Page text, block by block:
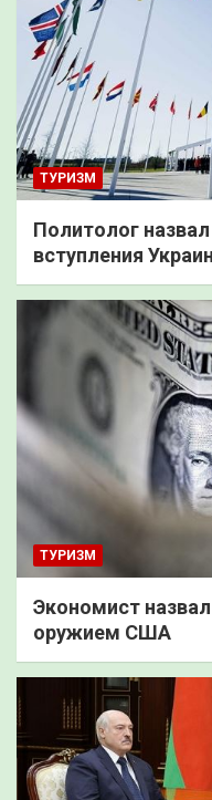
ТУРИЗМ
Политолог
вступления
ТУРИЗМ
Экономист
оружием США